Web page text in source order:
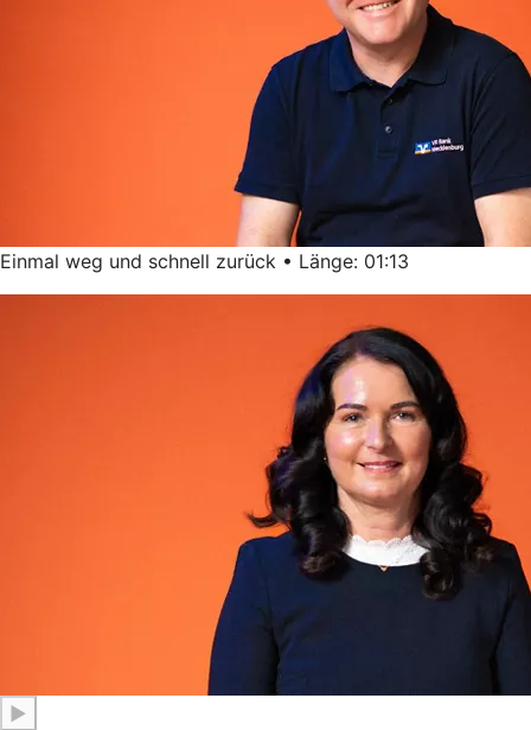
Einmal weg und schnell zurück • Länge: 01:13
▶